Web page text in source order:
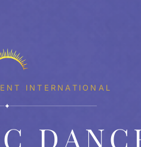
INTERNATIONAL
✦